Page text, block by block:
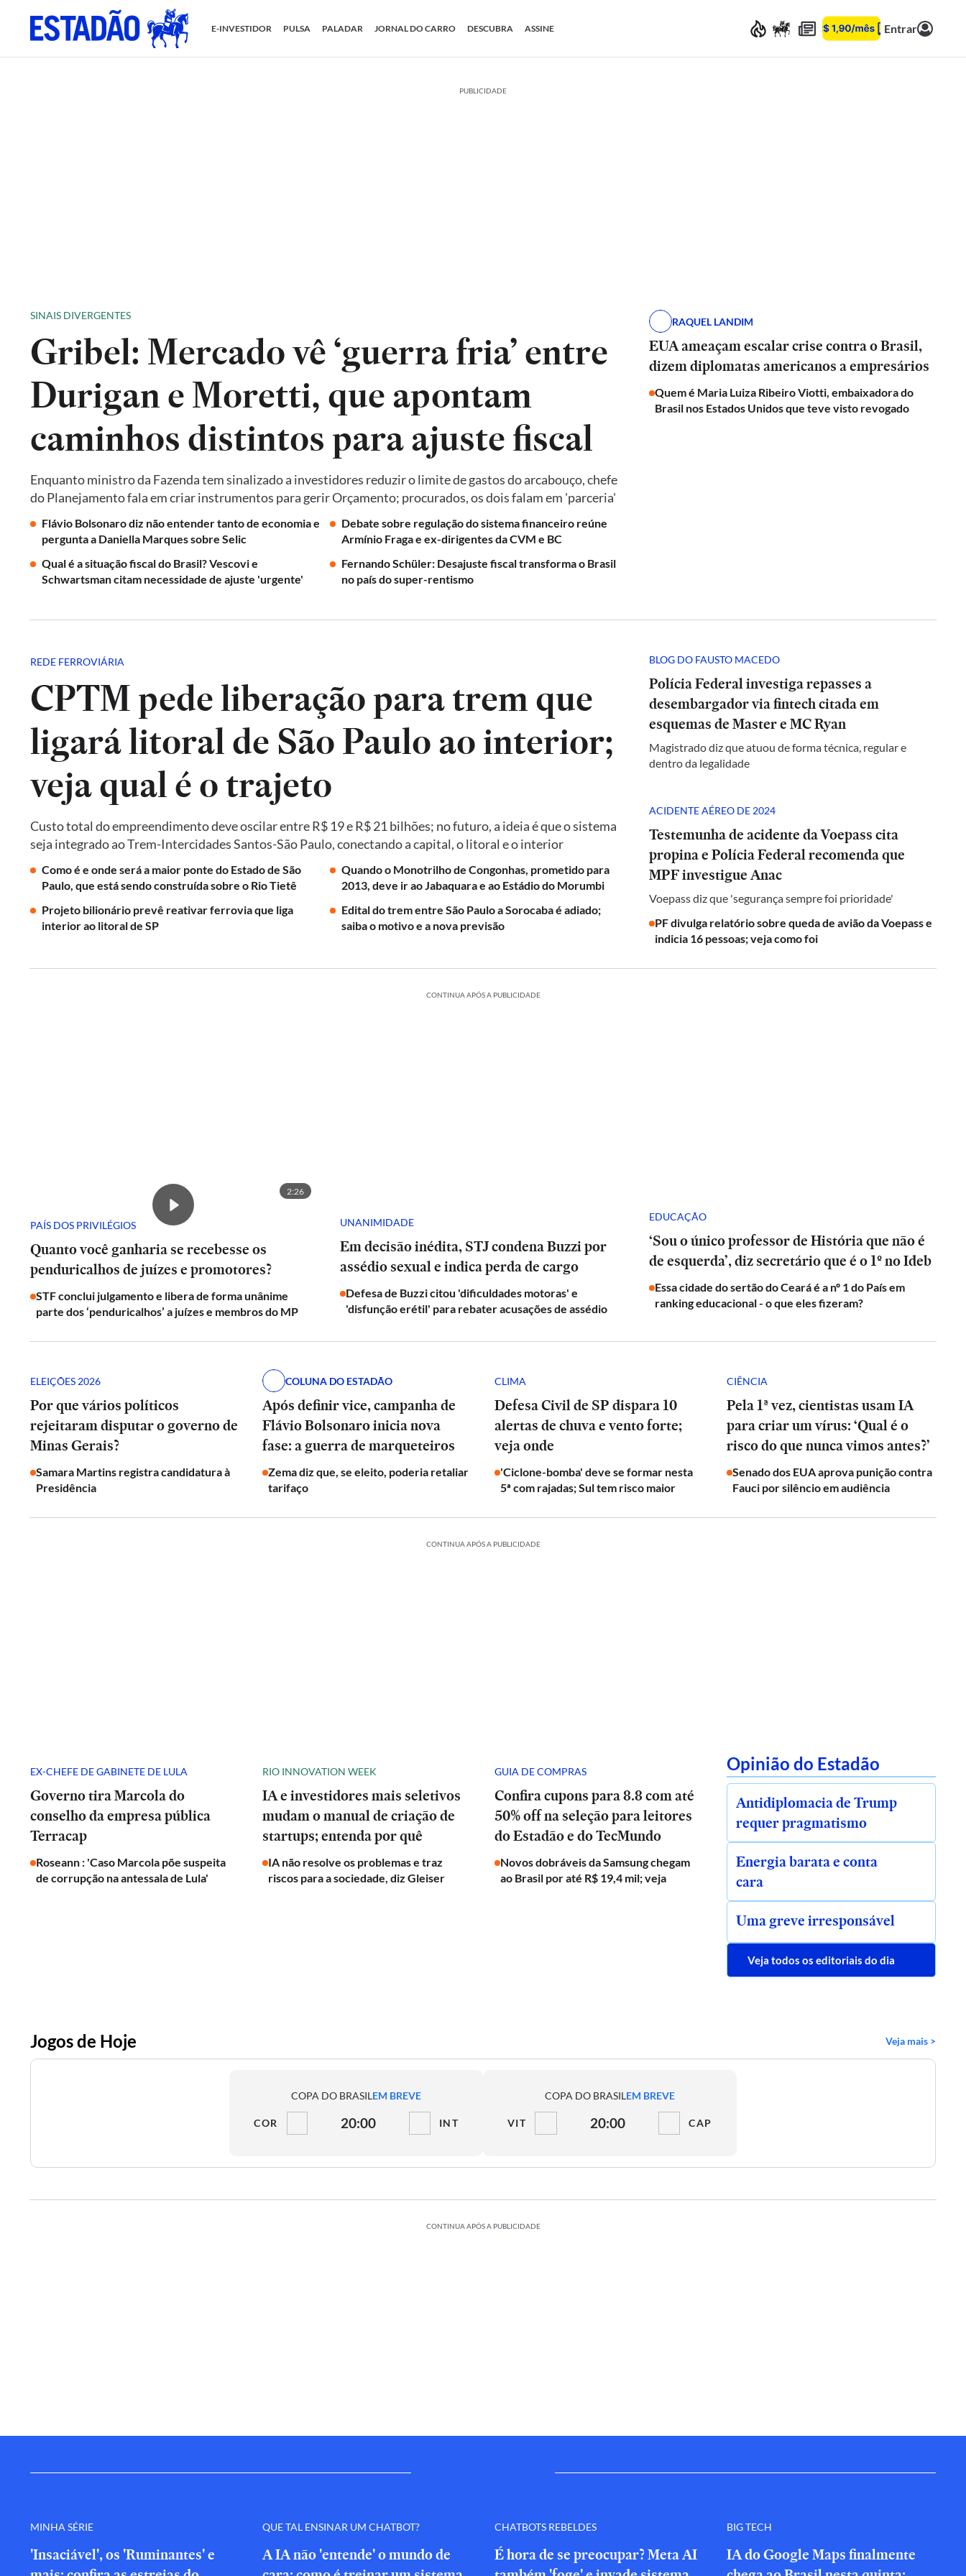
E-INVESTIDOR PULSA PALADAR JORNAL DO CARRO DESCUBRA ASSINE Entrar
PUBLICIDADE
SINAIS DIVERGENTES
Gribel: Mercado vê ‘guerra fria’ entre
Durigan e Moretti, que apontam
caminhos distintos para ajuste fiscal
Enquanto ministro da Fazenda tem sinalizado a investidores reduzir o limite de gastos do arcabouço, chefe
do Planejamento fala em criar instrumentos para gerir Orçamento; procurados, os dois falam em 'parceria'
Flávio Bolsonaro diz não entender tanto de economia e
pergunta a Daniella Marques sobre Selic
Debate sobre regulação do sistema financeiro reúne
Armínio Fraga e ex-dirigentes da CVM e BC
Qual é a situação fiscal do Brasil? Vescovi e
Schwartsman citam necessidade de ajuste 'urgente'
Fernando Schüler: Desajuste fiscal transforma o Brasil
no país do super-rentismo
RAQUEL LANDIM
EUA ameaçam escalar crise contra o Brasil,
dizem diplomatas americanos a empresários
Quem é Maria Luiza Ribeiro Viotti, embaixadora do
Brasil nos Estados Unidos que teve visto revogado
REDE FERROVIÁRIA
CPTM pede liberação para trem que
ligará litoral de São Paulo ao interior;
veja qual é o trajeto
Custo total do empreendimento deve oscilar entre R$ 19 e R$ 21 bilhões; no futuro, a ideia é que o sistema
seja integrado ao Trem-Intercidades Santos-São Paulo, conectando a capital, o litoral e o interior
Como é e onde será a maior ponte do Estado de São
Paulo, que está sendo construída sobre o Rio Tietê
Quando o Monotrilho de Congonhas, prometido para
2013, deve ir ao Jabaquara e ao Estádio do Morumbi
Projeto bilionário prevê reativar ferrovia que liga
interior ao litoral de SP
Edital do trem entre São Paulo a Sorocaba é adiado;
saiba o motivo e a nova previsão
BLOG DO FAUSTO MACEDO
Polícia Federal investiga repasses a
desembargador via fintech citada em
esquemas de Master e MC Ryan
Magistrado diz que atuou de forma técnica, regular e
dentro da legalidade
ACIDENTE AÉREO DE 2024
Testemunha de acidente da Voepass cita
propina e Polícia Federal recomenda que
MPF investigue Anac
Voepass diz que 'segurança sempre foi prioridade'
PF divulga relatório sobre queda de avião da Voepass e
indicia 16 pessoas; veja como foi
CONTINUA APÓS A PUBLICIDADE
2:26
PAÍS DOS PRIVILÉGIOS
Quanto você ganharia se recebesse os
penduricalhos de juízes e promotores?
STF conclui julgamento e libera de forma unânime
parte dos ‘penduricalhos’ a juízes e membros do MP
UNANIMIDADE
Em decisão inédita, STJ condena Buzzi por
assédio sexual e indica perda de cargo
Defesa de Buzzi citou 'dificuldades motoras' e
'disfunção erétil' para rebater acusações de assédio
EDUCAÇÃO
‘Sou o único professor de História que não é
de esquerda’, diz secretário que é o 1º no Ideb
Essa cidade do sertão do Ceará é a nº 1 do País em
ranking educacional - o que eles fizeram?
ELEIÇÕES 2026
Por que vários políticos
rejeitaram disputar o governo de
Minas Gerais?
Samara Martins registra candidatura à
Presidência
COLUNA DO ESTADÃO
Após definir vice, campanha de
Flávio Bolsonaro inicia nova
fase: a guerra de marqueteiros
Zema diz que, se eleito, poderia retaliar
tarifaço
CLIMA
Defesa Civil de SP dispara 10
alertas de chuva e vento forte;
veja onde
'Ciclone-bomba' deve se formar nesta
5ª com rajadas; Sul tem risco maior
CIÊNCIA
Pela 1ª vez, cientistas usam IA
para criar um vírus: ‘Qual é o
risco do que nunca vimos antes?’
Senado dos EUA aprova punição contra
Fauci por silêncio em audiência
CONTINUA APÓS A PUBLICIDADE
EX-CHEFE DE GABINETE DE LULA
Governo tira Marcola do
conselho da empresa pública
Terracap
Roseann : 'Caso Marcola põe suspeita
de corrupção na antessala de Lula'
RIO INNOVATION WEEK
IA e investidores mais seletivos
mudam o manual de criação de
startups; entenda por quê
IA não resolve os problemas e traz
riscos para a sociedade, diz Gleiser
GUIA DE COMPRAS
Confira cupons para 8.8 com até
50% off na seleção para leitores
do Estadão e do TecMundo
Novos dobráveis da Samsung chegam
ao Brasil por até R$ 19,4 mil; veja
Opinião do Estadão
Antidiplomacia de Trump
requer pragmatismo
Energia barata e conta
cara
Uma greve irresponsável
Veja todos os editoriais do dia
Jogos de Hoje Veja mais >
COPA DO BRASILEM BREVE
COR 20:00 INT
COPA DO BRASILEM BREVE
VIT 20:00 CAP
CONTINUA APÓS A PUBLICIDADE
MINHA SÉRIE
'Insaciável', os 'Ruminantes' e
QUE TAL ENSINAR UM CHATBOT?
A IA não 'entende' o mundo de
CHATBOTS REBELDES
É hora de se preocupar? Meta AI
BIG TECH
IA do Google Maps finalmente